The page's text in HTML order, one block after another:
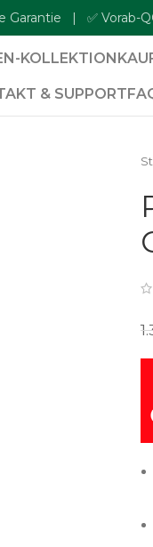
KOLLEKTION
& SUPPORT
| ✅ Vorab-